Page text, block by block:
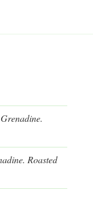
Roasted